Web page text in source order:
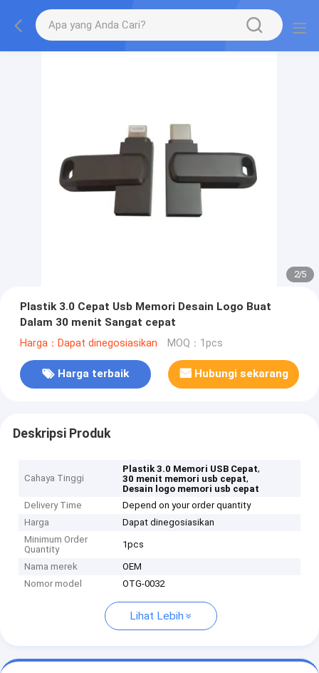
2/5
Plastik 3.0 Cepat Usb Memori Desain Logo Buat
Dalam 30 menit Sangat cepat
Harga：Dapat dinegosiasikan MOQ：1pcs
Harga terbaik Hubungi sekarang
Deskripsi Produk
Cahaya Tinggi
Plastik 3.0 Memori USB Cepat,
30 menit memori usb cepat,
Desain logo memori usb cepat
Delivery Time
Depend on your order quantity
Harga
Dapat dinegosiasikan
Minimum Order
Quantity
1pcs
Nama merek
OEM
Nomor model
OTG-0032
Lihat Lebih